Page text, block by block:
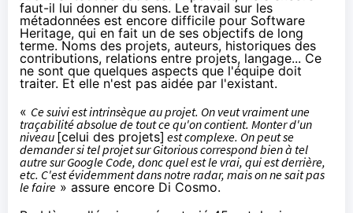
faut-il lui donner du sens. Le travail sur les
métadonnées est encore difficile pour Software
Heritage, qui en fait un de ses objectifs de long
terme. Noms des projets, auteurs, historiques des
contributions, relations entre projets, langage... Ce
ne sont que quelques aspects que l'équipe doit
traiter. Et elle n'est pas aidée par l'existant.
« Ce suivi est intrinsèque au projet. On veut vraiment une
traçabilité absolue de tout ce qu'on contient. Monter d'un
niveau [celui des projets] est complexe. On peut se
demander si tel projet sur Gitorious correspond bien à tel
autre sur Google Code, donc quel est le vrai, qui est derrière,
etc. C'est évidemment dans notre radar, mais on ne sait pas
le faire » assure encore Di Cosmo.